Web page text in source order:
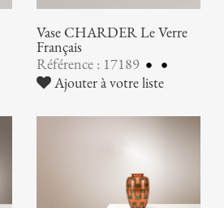
Vase CHARDER Le Verre
Français
Référence : 17189
Ajouter à votre liste